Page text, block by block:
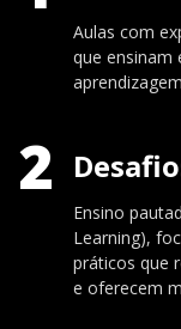
Aulas com
que ensinam
2
Ensino
Learning),
práticos que
e oferecem